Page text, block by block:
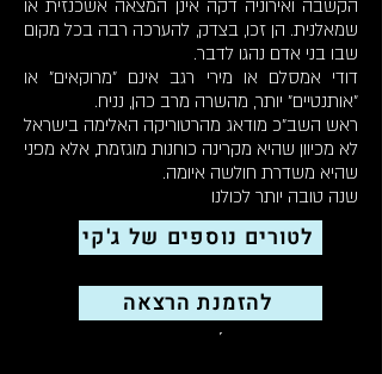
הרצאות
תוכן זה כל הסיפור
הקשבה ואירוניה דקה אינן המצאה אשכנזית או
שמאלנית. הן זכו, בצדק, להערכה רבה בכל מקום
שבו בני אדם נהגו לדבר.
דודי אמסלם או מירי רגב אינם "מרוקאים" או
"אותנטיים" יותר, מהשרה מרב כהן, נניח.
ראש השב"כ מודאג מהרטוריקה האלימה בישראל
לא מכיוון שהיא מקרינה כוחנות מוגזמת, אלא מפני
שהיא משדרת חולשה איומה.
שנה טובה יותר לכולנו
לטורים נוספים של ג'קי
להזמנת הרצאה